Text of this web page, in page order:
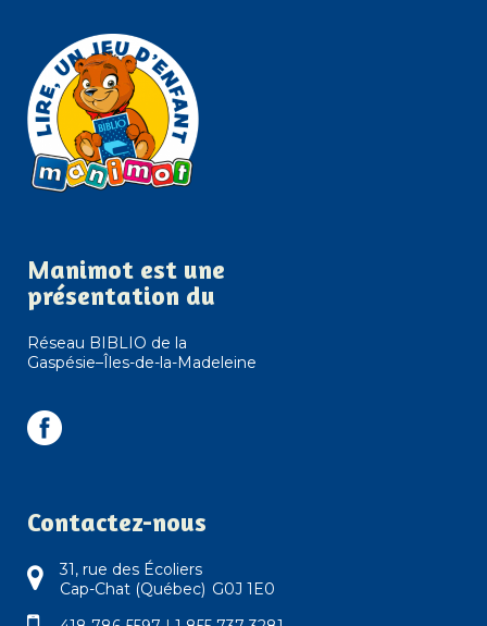
Manimot est une
présentation du
Réseau BIBLIO de la
Gaspésie–Îles-de-la-Madeleine
Contactez-nous
31, rue des Écoliers
Cap-Chat (Québec) G0J 1E0